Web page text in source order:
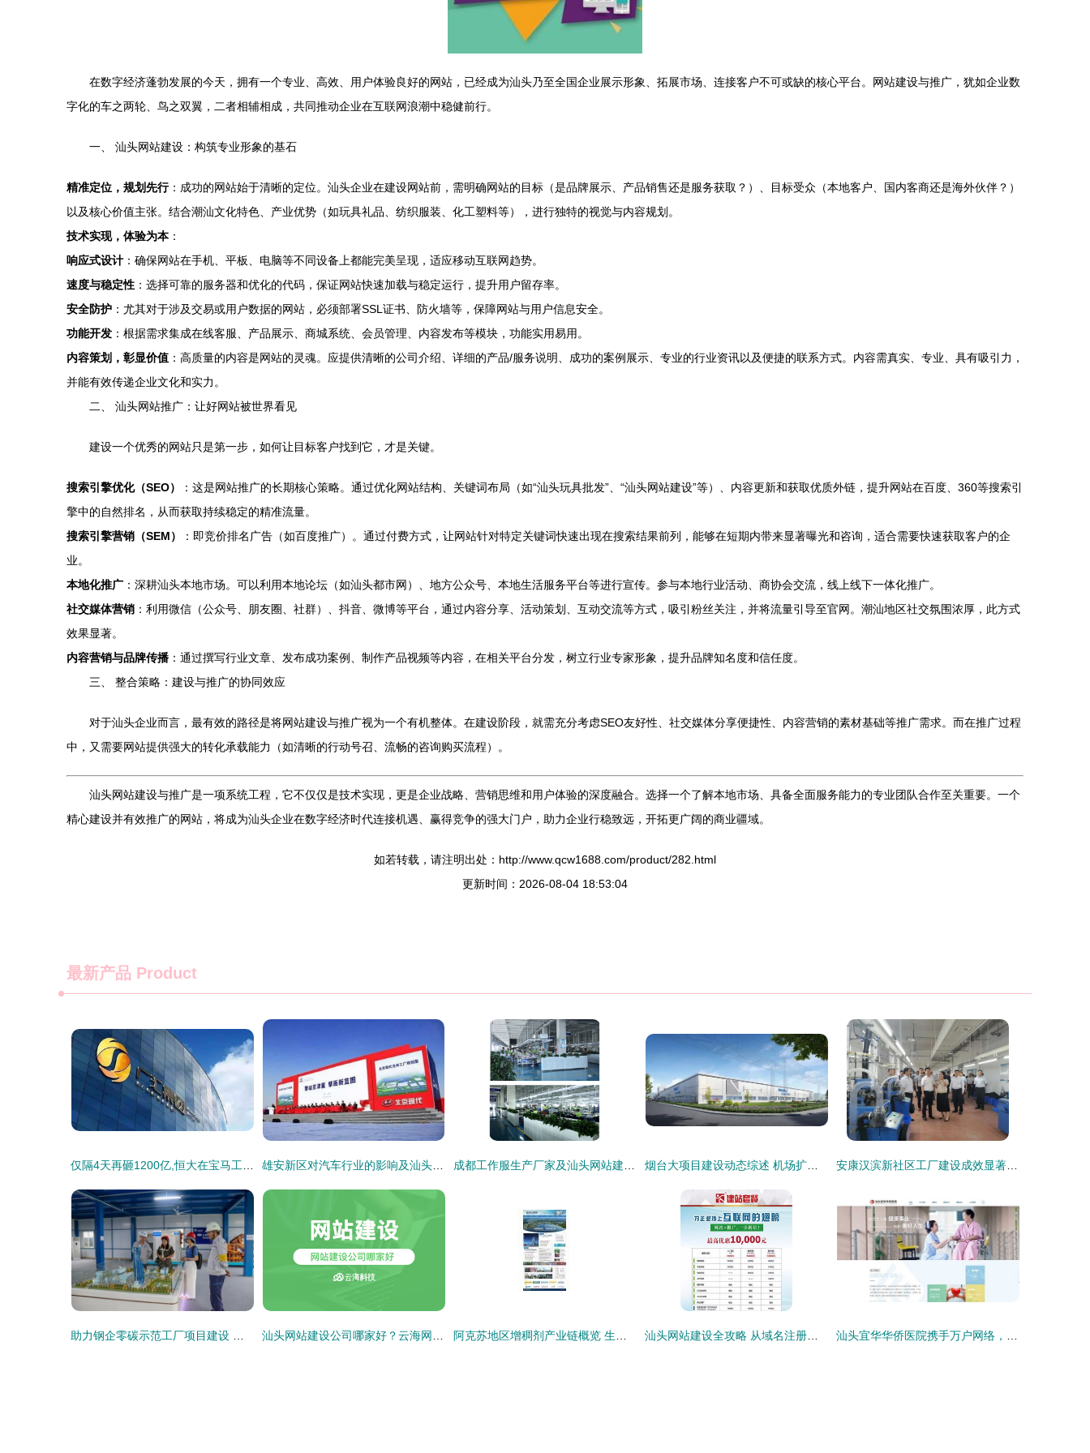
在数字经济蓬勃发展的今天，拥有一个专业、高效、用户体验良好的网站，已经成为汕头乃至全国企业展示形象、拓展市场、连接客户不可或缺的核心平台。网站建设与推广，犹如企业数
字化的车之两轮、鸟之双翼，二者相辅相成，共同推动企业在互联网浪潮中稳健前行。
一、 汕头网站建设：构筑专业形象的基石
精准定位，规划先行：成功的网站始于清晰的定位。汕头企业在建设网站前，需明确网站的目标（是品牌展示、产品销售还是服务获取？）、目标受众（本地客户、国内客商还是海外伙伴？）
以及核心价值主张。结合潮汕文化特色、产业优势（如玩具礼品、纺织服装、化工塑料等），进行独特的视觉与内容规划。
技术实现，体验为本：
响应式设计 ：确保网站在手机、平板、电脑等不同设备上都能完美呈现，适应移动互联网趋势。
速度与稳定性 ：选择可靠的服务器和优化的代码，保证网站快速加载与稳定运行，提升用户留存率。
安全防护 ：尤其对于涉及交易或用户数据的网站，必须部署SSL证书、防火墙等，保障网站与用户信息安全。
功能开发 ：根据需求集成在线客服、产品展示、商城系统、会员管理、内容发布等模块，功能实用易用。
内容策划，彰显价值 ：高质量的内容是网站的灵魂。应提供清晰的公司介绍、详细的产品/服务说明、成功的案例展示、专业的行业资讯以及便捷的联系方式。内容需真实、专业、具有吸引力，
并能有效传递企业文化和实力。
二、 汕头网站推广：让好网站被世界看见
建设一个优秀的网站只是第一步，如何让目标客户找到它，才是关键。
搜索引擎优化（SEO）
：这是网站推广的长期核心策略。通过优化网站结构、关键词布局（如“汕头玩具批发”、“汕头网站建设”等）、内容更新和获取优质外链，提升网站在百度、360等搜索引
擎中的自然排名，从而获取持续稳定的精准流量。
搜索引擎营销（SEM）
：即竞价排名广告（如百度推广）。通过付费方式，让网站针对特定关键词快速出现在搜索结果前列，能够在短期内带来显著曝光和咨询，适合需要快速获取客户的企
业。
本地化推广 ：深耕汕头本地市场。可以利用本地论坛（如汕头都市网）、地方公众号、本地生活服务平台等进行宣传。参与本地行业活动、商协会交流，线上线下一体化推广。
社交媒体营销 ：利用微信（公众号、朋友圈、社群）、抖音、微博等平台，通过内容分享、活动策划、互动交流等方式，吸引粉丝关注，并将流量引导至官网。潮汕地区社交氛围浓厚，此方式
效果显著。
内容营销与品牌传播 ：通过撰写行业文章、发布成功案例、制作产品视频等内容，在相关平台分发，树立行业专家形象，提升品牌知名度和信任度。
三、 整合策略：建设与推广的协同效应
对于汕头企业而言，最有效的路径是将网站建设与推广视为一个有机整体。在建设阶段，就需充分考虑SEO友好性、社交媒体分享便捷性、内容营销的素材基础等推广需求。而在推广过程
中，又需要网站提供强大的转化承载能力（如清晰的行动号召、流畅的咨询购买流程）。
汕头网站建设与推广是一项系统工程，它不仅仅是技术实现，更是企业战略、营销思维和用户体验的深度融合。选择一个了解本地市场、具备全面服务能力的专业团队合作至关重要。一个
精心建设并有效推广的网站，将成为汕头企业在数字经济时代连接机遇、赢得竞争的强大门户，助力企业行稳致远，开拓更广阔的商业疆域。
如若转载，请注明出处：http://www.qcw1688.com/product/282.html
更新时间：2026-08-04 18:53:04
最新产品 Product